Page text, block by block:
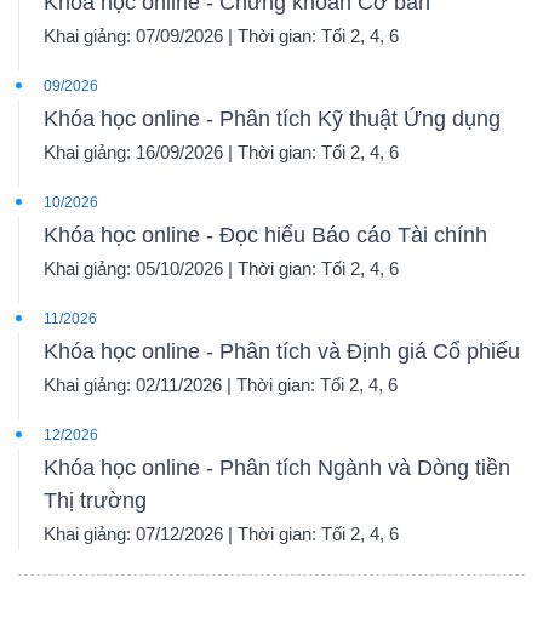
Khai giảng: 07/09/2026 | Thời gian: Tối 2, 4, 6
09/2026
Khóa học online - Phân tích Kỹ thuật Ứng dụng
Khai giảng: 16/09/2026 | Thời gian: Tối 2, 4, 6
10/2026
Khóa học online - Đọc hiểu Báo cáo Tài chính
Khai giảng: 05/10/2026 | Thời gian: Tối 2, 4, 6
11/2026
Khóa học online - Phân tích và Định giá Cổ phiếu
Khai giảng: 02/11/2026 | Thời gian: Tối 2, 4, 6
12/2026
Khóa học online - Phân tích Ngành và Dòng tiền
Thị trường
Khai giảng: 07/12/2026 | Thời gian: Tối 2, 4, 6